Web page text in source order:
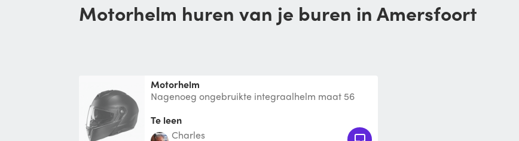
Motorhelm huren van je buren in Amersfoort
Motorhelm
Nagenoeg ongebruikte integraalhelm maat 56
Te leen
Charles